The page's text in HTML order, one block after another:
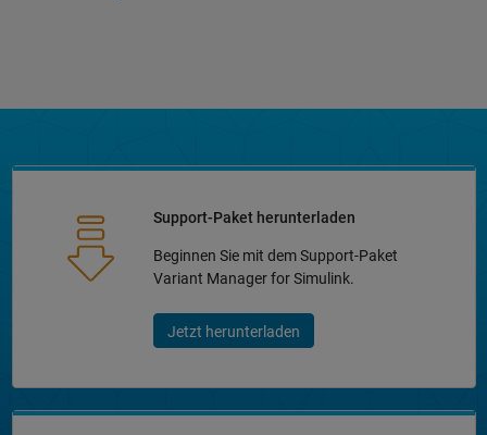
Support-Paket herunterladen
Beginnen Sie mit dem Support-Paket
Variant Manager for Simulink.
Jetzt herunterladen